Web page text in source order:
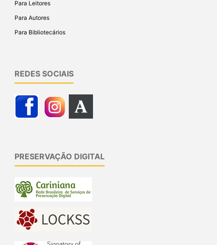
Para Leitores
Para Autores
Para Bibliotecários
REDES SOCIAIS
PRESERVAÇÃO DIGITAL